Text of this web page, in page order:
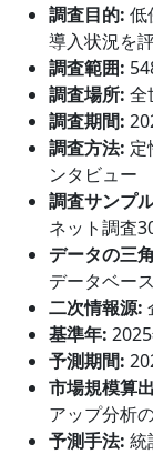
調査目的: 低
導入状況を
調査範囲:
調査場所: 全
調査期間:
調査方法: 定
ンタビュー
調査サンプ
ネット調査
データの三
データベー
二次情報源:
基準年:
予測期間:
市場規模算
アップ分析
予測手法: 統